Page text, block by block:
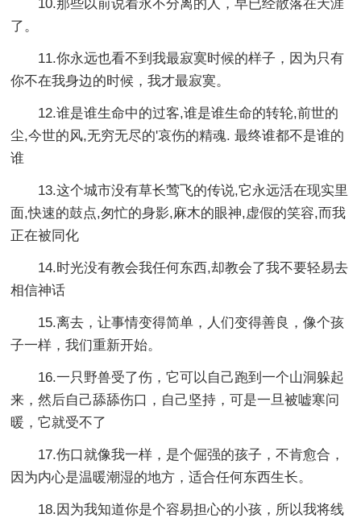
10.那些以前说着永不分离的人，早已经散落在天涯
了。
11.你永远也看不到我最寂寞时候的样子，因为只有
你不在我身边的时候，我才最寂寞。
12.谁是谁生命中的过客,谁是谁生命的转轮,前世的
尘,今世的风,无穷无尽的'哀伤的精魂. 最终谁都不是谁的
谁
13.这个城市没有草长莺飞的传说,它永远活在现实里
面,快速的鼓点,匆忙的身影,麻木的眼神,虚假的笑容,而我
正在被同化
14.时光没有教会我任何东西,却教会了我不要轻易去
相信神话
15.离去，让事情变得简单，人们变得善良，像个孩
子一样，我们重新开始。
16.一只野兽受了伤，它可以自己跑到一个山洞躲起
来，然后自己舔舔伤口，自己坚持，可是一旦被嘘寒问
暖，它就受不了
17.伤口就像我一样，是个倔强的孩子，不肯愈合，
因为内心是温暖潮湿的地方，适合任何东西生长。
18.因为我知道你是个容易担心的小孩，所以我将线